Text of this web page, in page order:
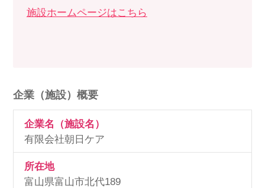
施設ホームページはこちら
企業（施設）概要
企業名（施設名）
有限会社朝日ケア
所在地
富山県富山市北代189